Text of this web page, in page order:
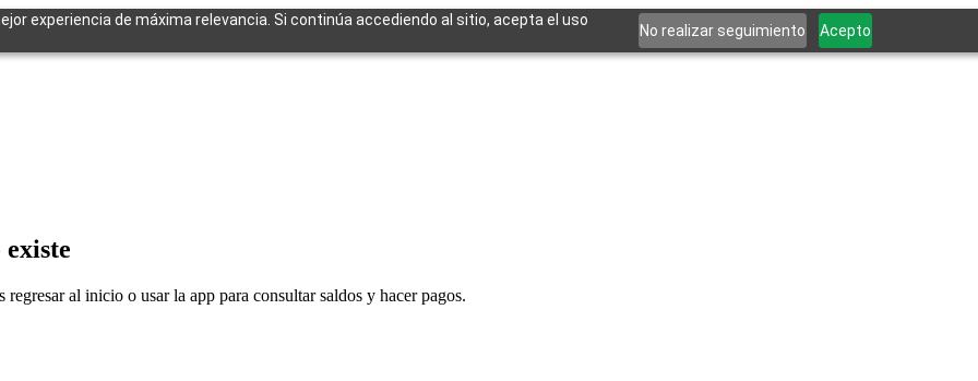
experiencia de máxima relevancia. Si continúa accediendo al sitio, acepta el uso
No realizar seguimiento Acepto
al inicio o usar la app para consultar saldos y hacer pagos.